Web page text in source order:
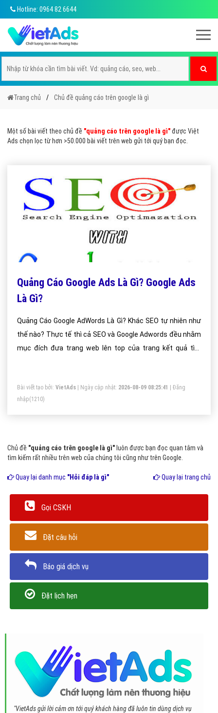
Hotline: 0964 82 6644
Trang chủ Chủ đề quảng cáo trên google là gì
Một số bài viết theo chủ đề "quảng cáo trên google là gì"được Việt
Ads chọn lọc từ hơn >50.000 bài viết trên web gửi tới quý bạn đọc.
Quảng Cáo Google Ads Là Gì? Google Ads
Là Gì?
Quảng Cáo Google AdWords Là Gì? Khác SEO tự nhiên như
thế nào? Thực tế thì cả SEO và Google Adwords đều nhằm
mục đích đưa trang web lên top của trang kết quả tìm
Bài viết tạo bởi: VietAds | Ngày cập nhật: 2026-08-09 08:25:41
Đăng
nhập(1210)
Chủ đề "quảng cáo trên google là gì" luôn được bạn đọc quan tâm và
tìm kiếm rất nhiều trên web của chúng tôi cũng như trên Google.
Quay lại danh mục "Hỏi đáp là gì" Quay lại trang chủ
Gọi CSKH
Đặt câu hỏi
Báo giá dịch vụ
Đặt lịch hẹn
"VietAds gửi lời cảm ơn tới quý khách hàng đã luôn tin dùng dịch vụ